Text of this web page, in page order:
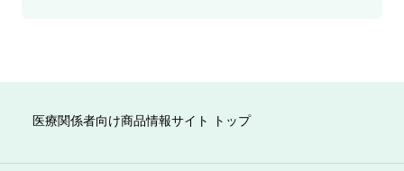
医療関係者向け商品情報サイト トップ